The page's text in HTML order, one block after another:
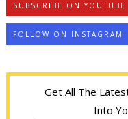
SUBSCRIBE ON YOUTUBE
FOLLOW ON INSTAGRAM
Get All The
Into